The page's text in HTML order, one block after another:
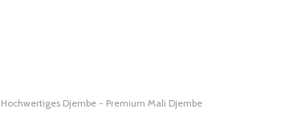
Hochwertiges Djembe - Premium Mali Djembe